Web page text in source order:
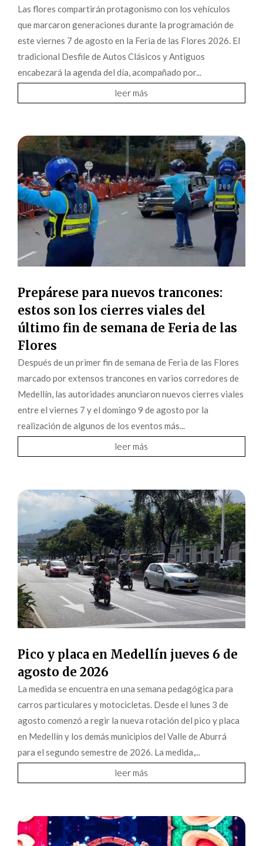
Las flores compartirán protagonismo con los vehículos
que marcaron generaciones durante la programación de
este viernes 7 de agosto en la Feria de las Flores 2026. El
tradicional Desfile de Autos Clásicos y Antiguos
encabezará la agenda del día, acompañado por...
leer más
Prepárese para nuevos trancones:
estos son los cierres viales del
último fin de semana de Feria de las
Flores
Después de un primer fin de semana de Feria de las Flores
marcado por extensos trancones en varios corredores de
Medellín, las autoridades anunciaron nuevos cierres viales
entre el viernes 7 y el domingo 9 de agosto por la
realización de algunos de los eventos más...
leer más
Pico y placa en Medellín jueves 6 de
agosto de 2026
La medida se encuentra en una semana pedagógica para
carros particulares y motocicletas. Desde el lunes 3 de
agosto comenzó a regir la nueva rotación del pico y placa
en Medellín y los demás municipios del Valle de Aburrá
para el segundo semestre de 2026. La medida,...
leer más